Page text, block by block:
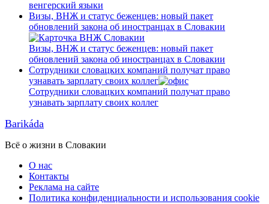
венгерский языки
Визы, ВНЖ и статус беженцев: новый пакет
обновлений закона об иностранцах в Словакии
Визы, ВНЖ и статус беженцев: новый пакет
обновлений закона об иностранцах в Словакии
Сотрудники словацких компаний получат право
узнавать зарплату своих коллег
Сотрудники словацких компаний получат право
узнавать зарплату своих коллег
Barikáda
Всё о жизни в Словакии
О нас
Контакты
Реклама на сайте
Политика конфиденциальности и использования cookie